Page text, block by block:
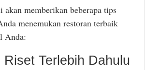
memberikan beberapa tips
menemukan restoran terbaik
Anda:
Riset Terlebih Dahulu